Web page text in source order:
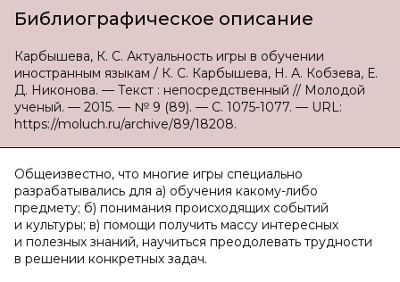
Библиографическое описание
Карбышева, К. С. Актуальность игры в обучении
иностранным языкам / К. С. Карбышева, Н. А. Кобзева, Е.
Д. Никонова. — Текст : непосредственный // Молодой
ученый. — 2015. — № 9 (89). — С. 1075-1077. — URL:
https://moluch.ru/archive/89/18208.
Общеизвестно, что многие игры специально
разрабатывались для а) обучения какому-либо
предмету; б) понимания происходящих событий
и культуры; в) помощи получить массу интересных
и полезных знаний, научиться преодолевать трудности
в решении конкретных задач.